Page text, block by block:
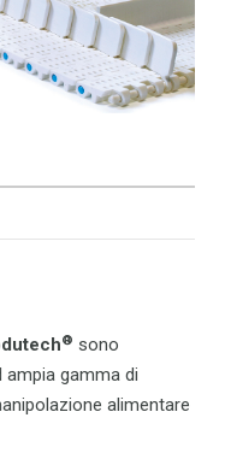
® sono
ampia gamma di
alimentare